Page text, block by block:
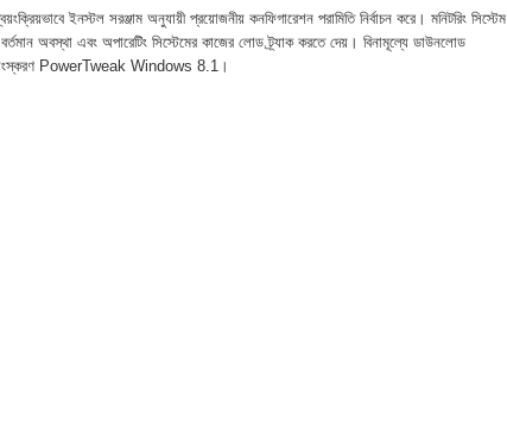
ইনস্টল সরঞ্জাম অনুযায়ী প্রয়োজনীয় কনফিগারেশন পরামিতি নির্বাচন করে। মনিটরিং সিস্টেম
অবস্থা এবং অপারেটিং সিস্টেমের কাজের লোড ট্র্যাক করতে দেয়। বিনামূল্যে ডাউনলোড
সংস্করণ PowerTweak Windows 8.1।